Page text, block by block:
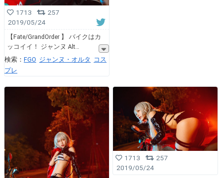
1713
257
2019/05/24
【Fate/GrandOrder 】 バイクはカ
ッコイイ！ ジャンヌ Alt
検索： FGO ジャンヌ・オルタ
コス
プレ
1713
257
2019/05/24